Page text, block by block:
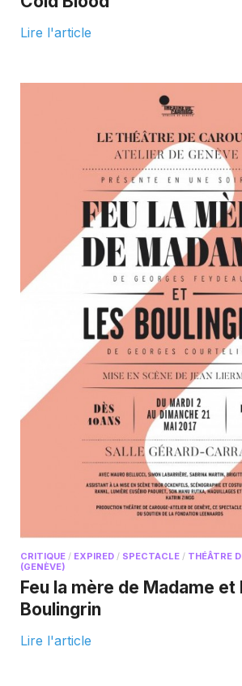
Lire l'article
CRITIQUE / EXPIRED / SPECTACLE / THÉÂTRE
(GENÈVE)
Feu la mère de Madame et
Boulingrin
Lire l'article